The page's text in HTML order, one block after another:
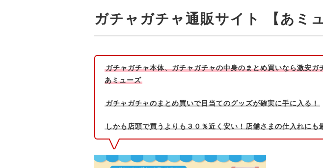
ガチャガチャ通販サイト 【あミュ
ガチャガチャ本体、ガチャガチャの中身のまとめ買いなら激安ガ
あミューズ
ガチャガチャのまとめ買いで目当てのグッズが確実に手に入る！
しかも店頭で買うよりも３０％近く安い！店舗さまの仕入れにも